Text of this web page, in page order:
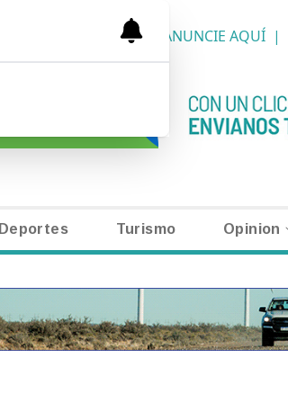
NECROLÓGICAS ANUNCIE AQUÍ |
Deportes Turismo Opinion